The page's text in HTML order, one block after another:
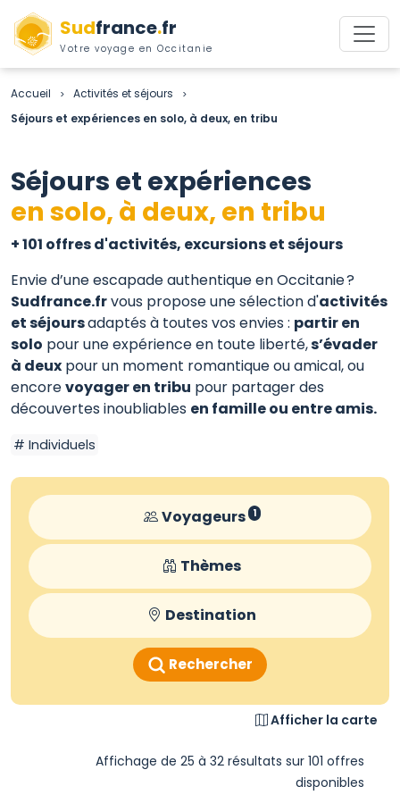
Sudfrance.fr
Votre voyage en Occitanie
Accueil > Activités et séjours >
Séjours et expériences en solo, à deux, en tribu
Séjours et expériences
en solo, à deux, en tribu
+ 101 offres d'activités, excursions et séjours
Envie d’une escapade authentique en Occitanie ?
Sudfrance.frvous propose une sélection d'activités
et séjoursadaptés à toutes vos envies : partir en
solo pour une expérience en toute liberté,s’évader
à deux pour un moment romantique ou amical, ou
encorevoyager en tribu pour partager des
découvertes inoubliables en famille ou entre amis.
Individuels
Voyageurs 1
Thèmes
Destination
Rechercher
Afficher la carte
Affichage de 25 à 32 résultats sur 101 offres
disponibles